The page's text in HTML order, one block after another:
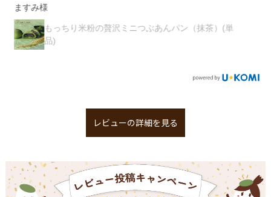
まぁ様
もっちり米粉の贅沢ミニこしあんパン
レビューの詳細を見る